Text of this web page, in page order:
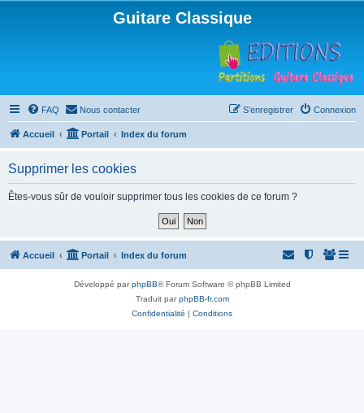
Guitare Classique
FAQ Nous contacter Connexion
S’enregistrer
Accueil Portail Index du forum
Supprimer les cookies
Êtes-vous sûr de vouloir supprimer tous les cookies de ce forum ?
Accueil Portail Index du forum
Développé parphpBB® Forum Software © phpBB Limited
Traduit parphpBB-fr.com
Confidentialité | Conditions